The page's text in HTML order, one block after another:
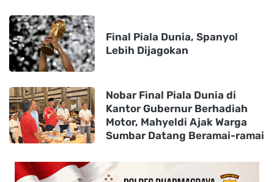
Final Piala Dunia, Spanyol
Lebih Dijagokan
Nobar Final Piala Dunia di
Kantor Gubernur Berhadiah
Motor, Mahyeldi Ajak Warga
Sumbar Datang Beramai-ramai